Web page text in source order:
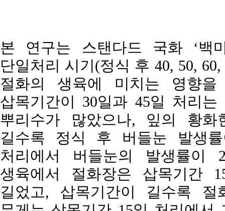
본 연구는 스탠다드 국화 ‘백
단일처리 시기(정식 후 40, 50,
절화의 생육에 미치는 영향
삽목기간이 30일과 45일 처리
뿌리수가 많았으나, 잎의 황
길수록 정식 후 버들눈 발생
처리에서 버들눈의 발생률이
생육에서 절화장은 삽목기간
길었고, 삽목기간이 길수록